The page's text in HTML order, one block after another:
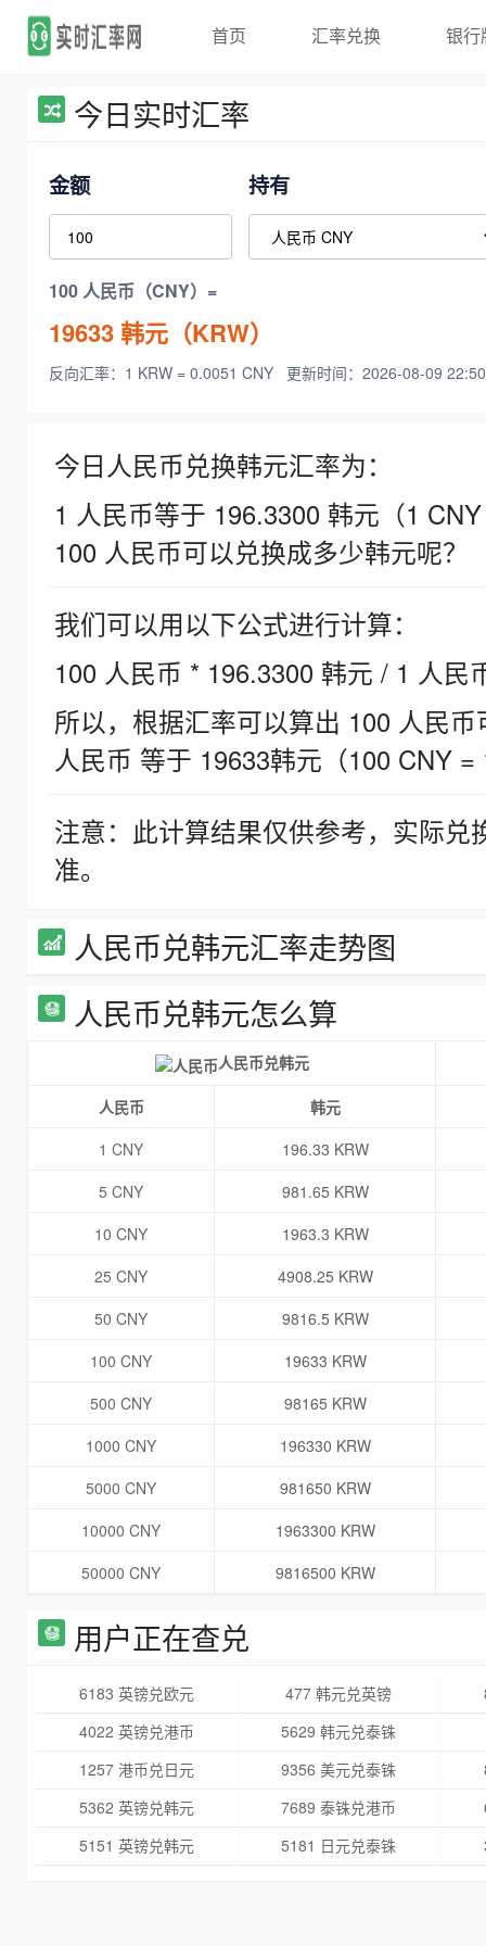
首页 汇率兑换 银行
今日实时汇率
金额 持有
100 人民币（CNY）=
19633韩元（KRW）
反向汇率：1 KRW = 0.0051 CNY 更新时间：2026-08-09
今日人民币兑换韩元汇率为：
1 人民币等于 196.3300 韩元（1
100 人民币可以兑换成多少韩元呢？
我们可以用以下公式进行计算：
100 人民币 * 196.3300 韩元 / 1 人民
所以，根据汇率可以算出 100 人民
人民币 等于 19633韩元（100 CNY =
注意：此计算结果仅供参考，实际
准。
人民币兑韩元汇率走势图
人民币兑韩元怎么算
人民币兑韩元
人民币
韩元
1 CNY
196.33 KRW
5 CNY
981.65 KRW
10 CNY
1963.3 KRW
25 CNY
4908.25 KRW
50 CNY
9816.5 KRW
100 CNY
19633 KRW
500 CNY
98165 KRW
1000 CNY
196330 KRW
5000 CNY
981650 KRW
10000 CNY
1963300 KRW
50000 CNY
9816500 KRW
用户正在查兑
6183 英镑兑欧元 477 韩元兑英镑
4022 英镑兑港币
5629 韩元兑泰铢
1257 港币兑日元
9356 美元兑泰铢
5362 英镑兑韩元
7689 泰铢兑港币
5151 英镑兑韩元
5181 日元兑泰铢